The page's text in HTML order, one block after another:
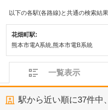
以下の各駅(各路線)と共通の検索結
花畑町駅:
熊本市電A系統,熊本市電B系統
一覧表示
駅から近い順に37件中、